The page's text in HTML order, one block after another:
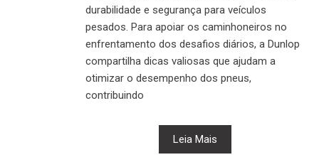
durabilidade e segurança para veículos
pesados. Para apoiar os caminhoneiros no
enfrentamento dos desafios diários, a Dunlop
compartilha dicas valiosas que ajudam a
otimizar o desempenho dos pneus,
contribuindo
Leia Mais